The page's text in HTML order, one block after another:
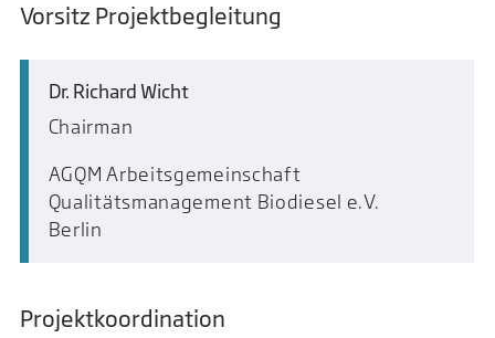
Vorsitz Projektbegleitung
Dr. Richard Wicht
Chairman
AGQM Arbeitsgemeinschaft
Qualitätsmanagement Biodiesel e.V.
Berlin
Projektkoordination